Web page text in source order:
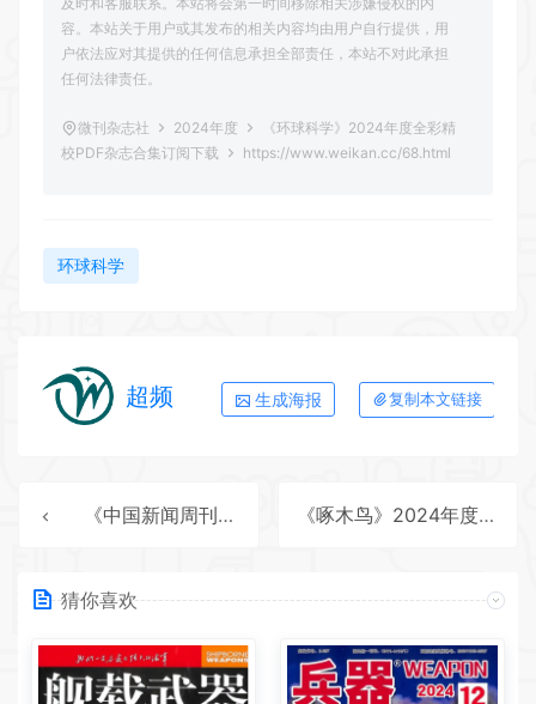
容。本站关于用户或其发布的相关内容均由用户自行提供，用
户依法应对其提供的任何信息承担全部责任，本站不对此承担
任何法律责任。
微刊杂志社 2024年度
《环球科学》2024年度全彩精
校PDF杂志合集订阅下载
https://www.weikan.cc/68.html
环球科学
超频 生成海报 复制本文链接
《中国新闻周刊》2024年度全彩精校PDF杂志合集订阅下载 《啄木鸟》2024年度全彩精校PDF杂志合集订阅下载
猜你喜欢